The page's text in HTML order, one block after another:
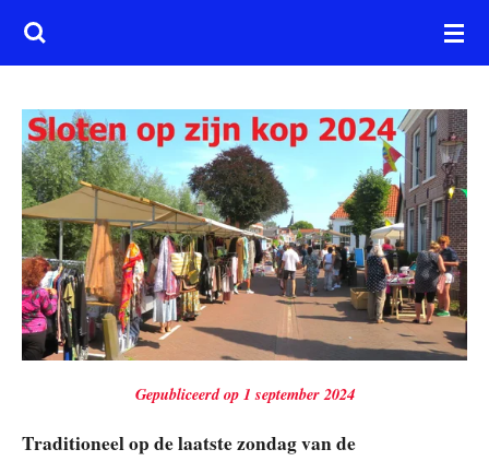
Ga
direct
de
hoofdinhoud
Gepubliceerd op 1 september 2024
Traditioneel op de laatste zondag van de